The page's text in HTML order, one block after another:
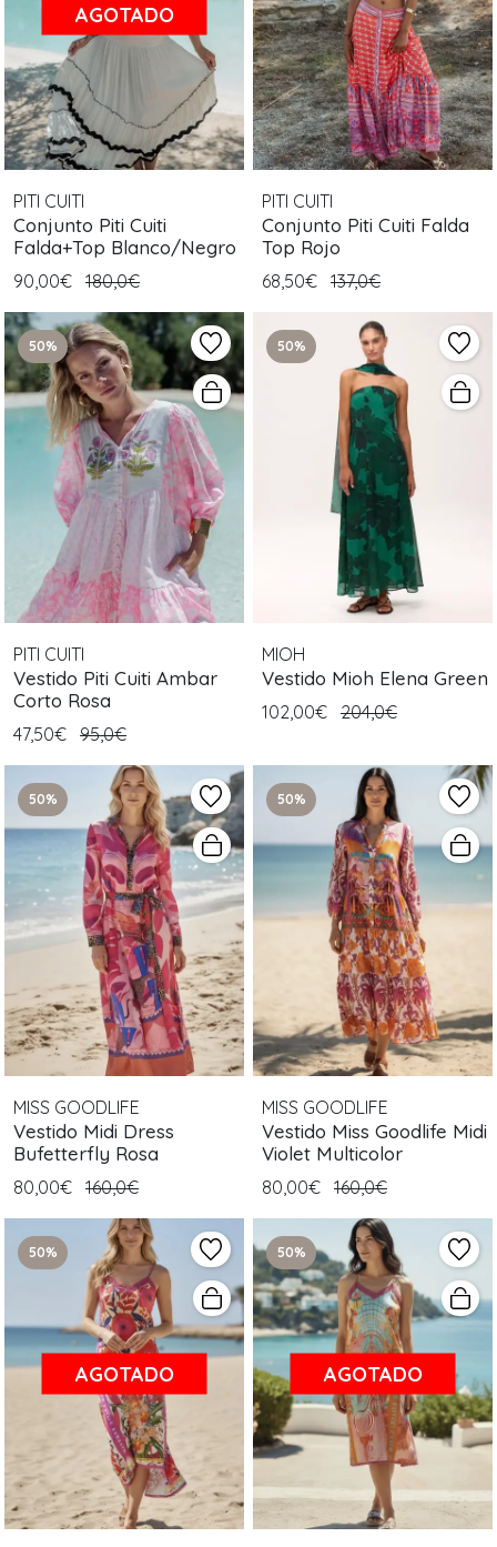
AGOTADO
PITI CUITI
Conjunto Piti Cuiti
Falda+Top Blanco/Negro
90,00€ 180,0€
PITI CUITI
Conjunto Piti Cuiti Falda
Top Rojo
68,50€ 137,0€
50%
PITI CUITI
Vestido Piti Cuiti Ambar
Corto Rosa
47,50€ 95,0€
50%
MIOH
Vestido Mioh Elena Green
102,00€ 204,0€
50%
MISS GOODLIFE
Vestido Midi Dress
Bufetterfly Rosa
80,00€ 160,0€
50%
MISS GOODLIFE
Vestido Miss Goodlife Midi
Violet Multicolor
80,00€ 160,0€
50%
AGOTADO
50%
AGOTADO